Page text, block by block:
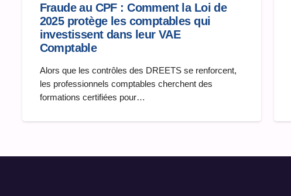
Fraude au CPF : Comment la Loi de
2025 protège les comptables qui
investissent dans leur VAE
Comptable
Alors que les contrôles des DREETS se renforcent,
les professionnels comptables cherchent des
formations certifiées pour…